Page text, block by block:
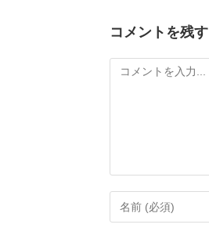
コメントを残す